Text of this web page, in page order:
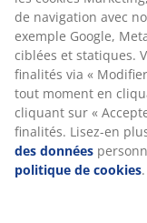
Instruction de
Notes
de navigation avec
exemple Google,
ciblées et statiques.
finalités via «
tout moment en
cliquant sur «
finalités. Lisez-en
des données
politique de cookies.